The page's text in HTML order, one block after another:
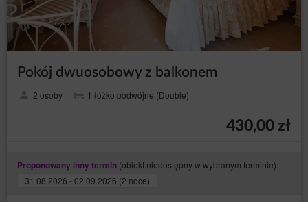
Pokój dwuosobowy z balkonem
2 osoby 1 łóżko podwójne (Double)
430,00 zł
Proponowany inny termin (obiekt niedostępny w wybranym terminie):
31.08.2026 - 02.09.2026 (2 noce)